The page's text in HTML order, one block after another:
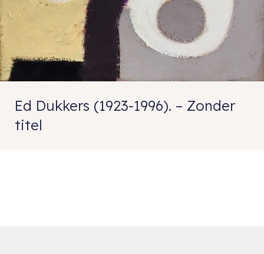
Ed Dukkers (1923-1996). – Zonder
titel